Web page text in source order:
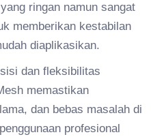
ringan namun sangat
memberikan kestabilan
diaplikasikan.
dan fleksibilitas
memastikan
dan bebas masalah di
profesional